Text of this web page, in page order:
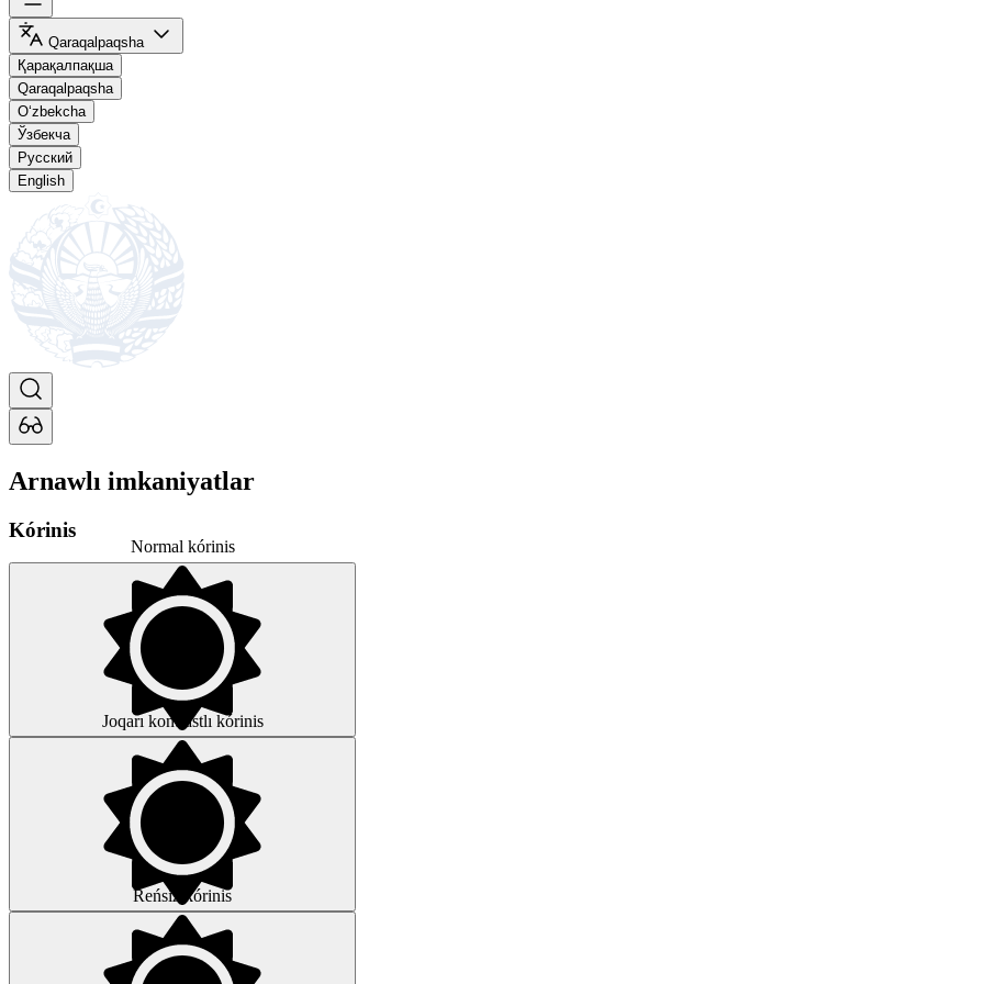
Qaraqalpaqsha
Қарақалпақша
Qaraqalpaqsha
O‘zbekcha
Ўзбекча
Русский
English
Arnawlı imkaniyatlar
Kórinis
Normal kórinis
Joqarı kontrastlı kórinis
Reńsiz kórinis